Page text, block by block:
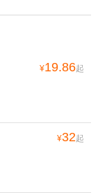
¥19.86起
¥32起